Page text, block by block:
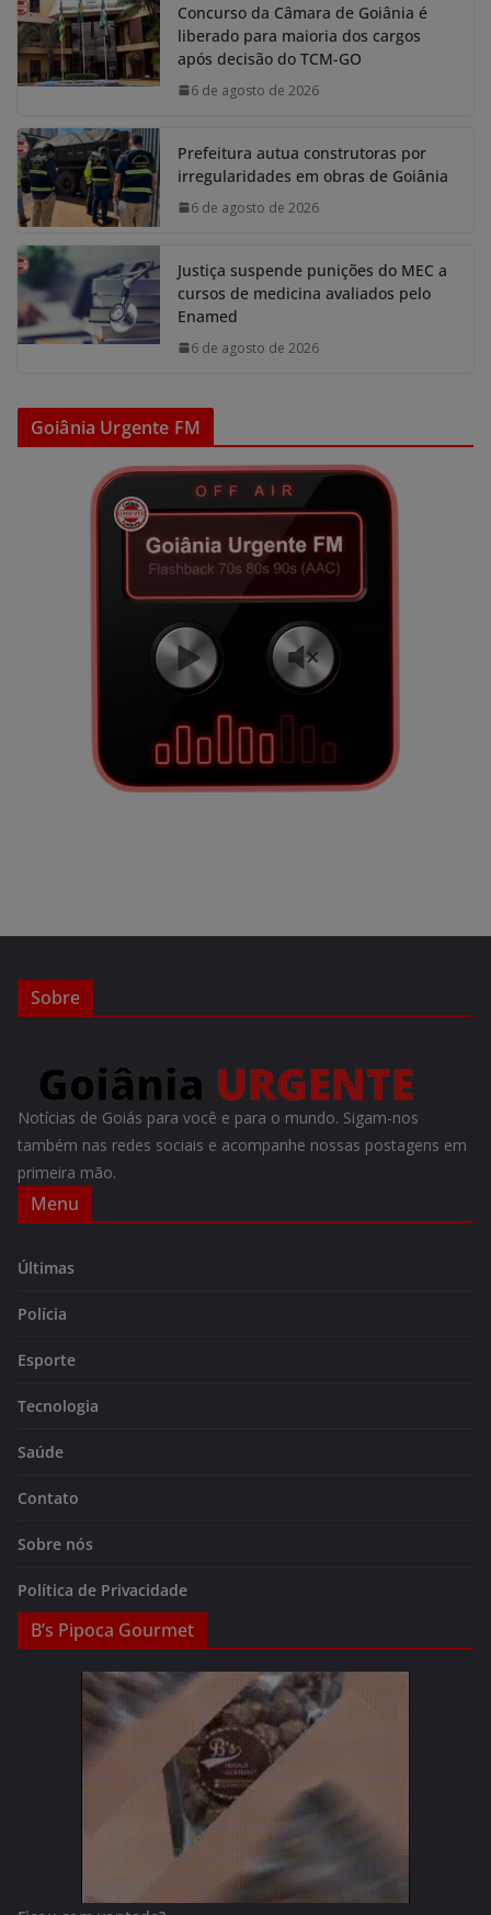
Concurso da Câmara de Goiânia é
liberado para maioria dos cargos
após decisão do TCM-GO
6 de agosto de 2026
Prefeitura autua construtoras por
irregularidades em obras de Goiânia
6 de agosto de 2026
Justiça suspende punições do MEC a
cursos de medicina avaliados pelo
Enamed
6 de agosto de 2026
Goiânia Urgente FM
Sobre
Notícias de Goiás para você e para o mundo. Sigam-nos
também nas redes sociais e acompanhe nossas postagens em
primeira mão.
Menu
Últimas
Polícia
Esporte
Tecnologia
Saúde
Contato
Sobre nós
Política de Privacidade
B’s Pipoca Gourmet